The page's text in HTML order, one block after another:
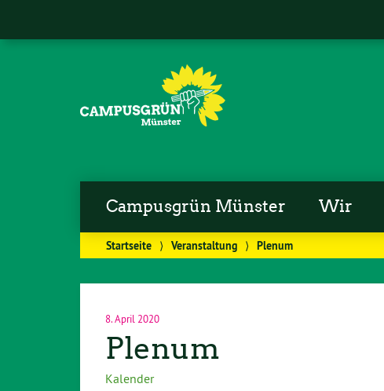
Campusgrün Münster Wir
Startseite ⟩ Veranstaltung ⟩ Plenum
8. April 2020
Plenum
Kalender